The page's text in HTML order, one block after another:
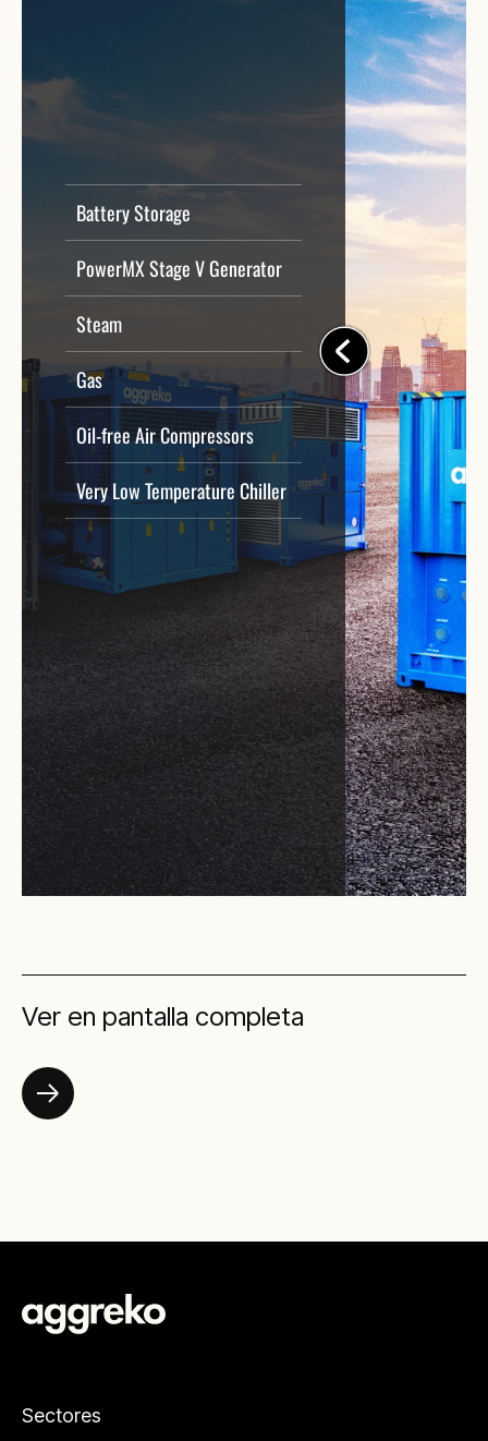
Ver en pantalla completa
Sectores